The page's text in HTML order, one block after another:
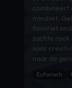
combineert
mindset.
favoriet
zachte
voor
naar de
Euforisch